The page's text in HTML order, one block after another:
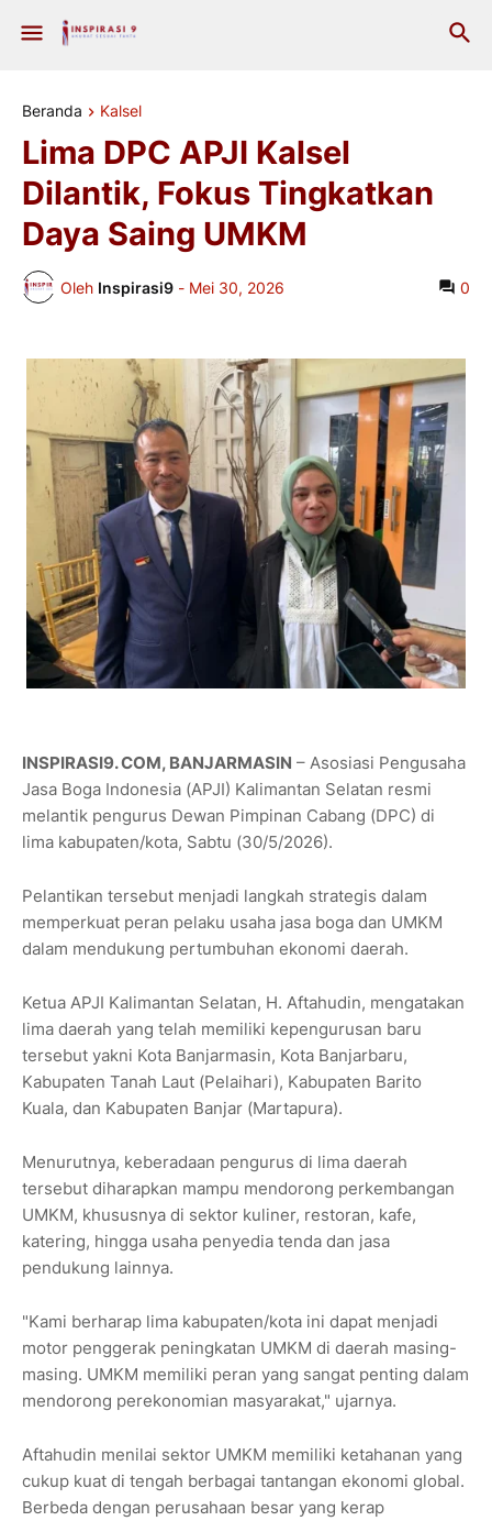
Beranda Kalsel
Lima DPC APJI Kalsel
Dilantik, Fokus Tingkatkan
Daya Saing UMKM
Oleh Inspirasi9 - Mei 30, 2026 0
INSPIRASI9. COM, BANJARMASIN – Asosiasi Pengusaha
Jasa Boga Indonesia (APJI) Kalimantan Selatan resmi
melantik pengurus Dewan Pimpinan Cabang (DPC) di
lima kabupaten/kota, Sabtu (30/5/2026).
Pelantikan tersebut menjadi langkah strategis dalam
memperkuat peran pelaku usaha jasa boga dan UMKM
dalam mendukung pertumbuhan ekonomi daerah.
Ketua APJI Kalimantan Selatan, H. Aftahudin, mengatakan
lima daerah yang telah memiliki kepengurusan baru
tersebut yakni Kota Banjarmasin, Kota Banjarbaru,
Kabupaten Tanah Laut (Pelaihari), Kabupaten Barito
Kuala, dan Kabupaten Banjar (Martapura).
Menurutnya, keberadaan pengurus di lima daerah
tersebut diharapkan mampu mendorong perkembangan
UMKM, khususnya di sektor kuliner, restoran, kafe,
katering, hingga usaha penyedia tenda dan jasa
pendukung lainnya.
"Kami berharap lima kabupaten/kota ini dapat menjadi
motor penggerak peningkatan UMKM di daerah masing-
masing. UMKM memiliki peran yang sangat penting dalam
mendorong perekonomian masyarakat," ujarnya.
Aftahudin menilai sektor UMKM memiliki ketahanan yang
cukup kuat di tengah berbagai tantangan ekonomi global.
Berbeda dengan perusahaan besar yang kerap